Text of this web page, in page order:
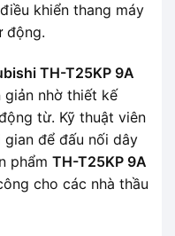
khiển thang máy
động.
TH-T25KP 9A
nhờ thiết kế
từ. Kỹ thuật viên
để đấu nối dây
phẩm TH-T25KP 9A
cho các nhà thầu